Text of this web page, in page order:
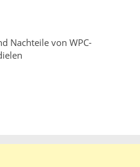
Nachteile von WPC-